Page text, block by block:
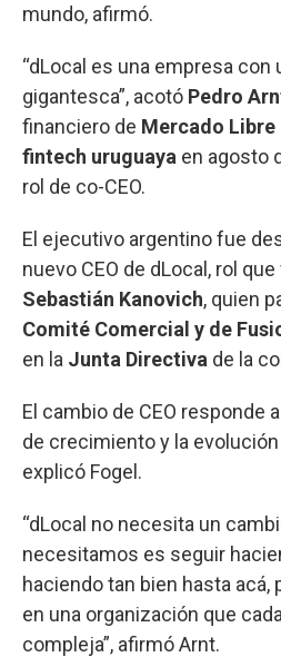
mundo, afirmó.
“dLocal es una empresa con
gigantesca”, acotó Pedro
financiero de Mercado Libre
fintech uruguaya en agosto
rol de co-CEO.
El ejecutivo argentino fue
nuevo CEO de dLocal, rol
Sebastián Kanovich, quien
Comité Comercial y de
en la Junta Directiva de la
El cambio de CEO responde
de crecimiento y la
explicó Fogel.
“dLocal no necesita un
necesitamos es seguir
haciendo tan bien hasta acá,
en una organización que
compleja”, afirmó Arnt.